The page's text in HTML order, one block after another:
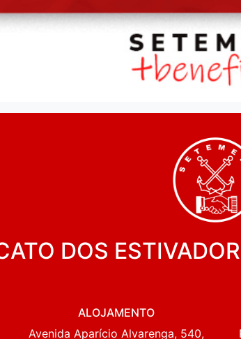
DOS
ALOJAMENTO
Avenida Aparício Alvarenga, 540,